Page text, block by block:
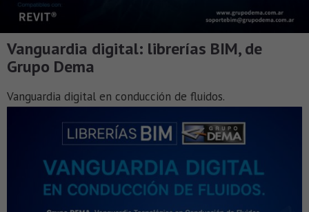
Vanguardia digital: librerías BIM, de
Grupo Dema
Vanguardia digital en conducción de fluidos.